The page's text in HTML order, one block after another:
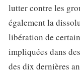
lutter contre les
également la
libération de
impliquées dans
des dix dernières